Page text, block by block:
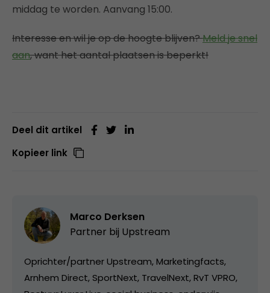
middag te worden. Aanvang 15:00.
Interesse en wil je op de hoogte blijven?Meld je snel
aan, want het aantal plaatsen is beperkt!
Deel dit artikel
Kopieer link
Marco Derksen
Partner bij Upstream
Oprichter/partner Upstream, Marketingfacts,
Arnhem Direct, SportNext, TravelNext, RvT VPRO,